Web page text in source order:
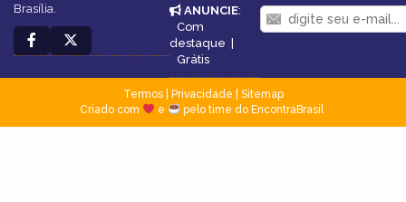
Brasília.
ANUNCIE:
Com
destaque |
Grátis
Termos| Privacidade
Sitemap
Criado com
e pelo time do EncontraBrasil